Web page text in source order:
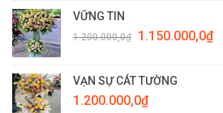
VỮNG TIN
1.200.000,0₫
Giá
1.200.000,0₫.
1.150.000,0₫Giá
VẠN SỰ CÁT TƯỜNG
1.200.000,0₫